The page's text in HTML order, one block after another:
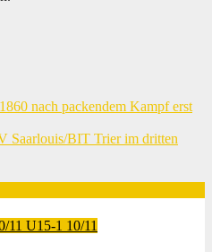
nach packendem Kampf erst
Saarlouis/BIT Trier im dritten
11 U15-1 10/11